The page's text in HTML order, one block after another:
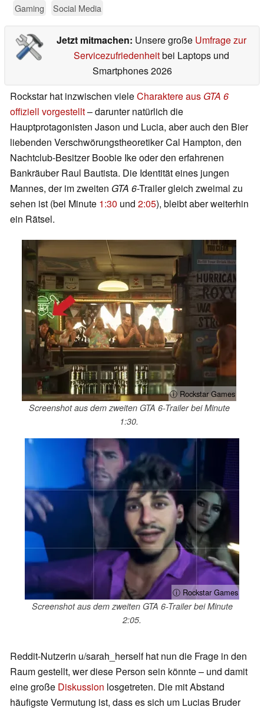
Gaming Social Media
Jetzt mitmachen: Unsere große Umfrage zur
Servicezufriedenheitbei Laptops und
Smartphones 2026
Rockstar hat inzwischen vieleCharaktere aus GTA 6
offiziell vorgestellt– darunter natürlich die
Hauptprotagonisten Jason und Lucia, aber auch den Bier
liebenden Verschwörungstheoretiker Cal Hampton, den
Nachtclub-Besitzer Boobie Ike oder den erfahrenen
Bankräuber Raul Bautista. Die Identität eines jungen
Mannes, der im zweiten GTA 6-Trailer gleich zweimal zu
sehen ist (bei Minute 1:30 und 2:05), bleibt aber weiterhin
ein Rätsel.
ⓘ Rockstar Games
Screenshot aus dem zweiten GTA 6-Trailer bei Minute
1:30.
ⓘ Rockstar Games
Screenshot aus dem zweiten GTA 6-Trailer bei Minute
2:05.
Reddit-Nutzerin u/sarah_herself hat nun die Frage in den
Raum gestellt, wer diese Person sein könnte – und damit
eine große Diskussion losgetreten. Die mit Abstand
häufigste Vermutung ist, dass es sich um Lucias Bruder